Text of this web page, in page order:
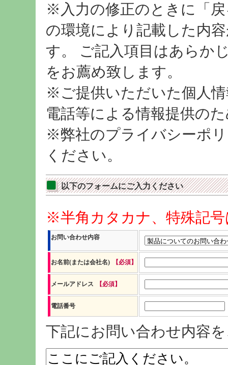
※入力の修正のときに「
の環境により記載した内
す。 ご記入項目はあらか
をお薦め致します。
※ご提供いただいた個人
電話等による情報提供の
※弊社のプライバシーポ
ください。
以下のフォームにご入力ください
※半角カタカナ、特殊記
お問い合わせ内容
お名前(または会社名) 【必須】
メールアドレス 【必須】
電話番号
下記にお問い合わせ内容